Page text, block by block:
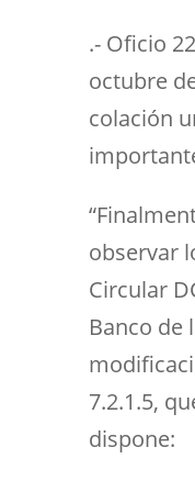
.- Oficio
octubre
colación
observar
Circular
Banco de
7.2.1.5,
dispone: